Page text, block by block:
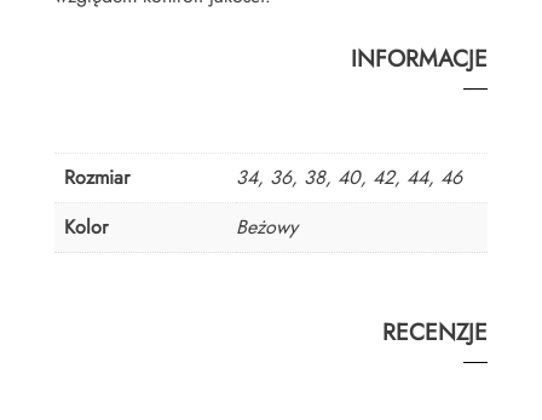
INFORMACJE
Rozmiar
34, 36, 38, 40, 42, 44, 46
Kolor
Beżowy
RECENZJE